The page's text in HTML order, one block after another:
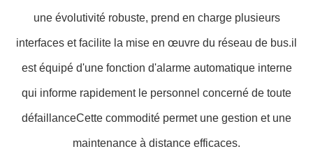
une évolutivité robuste, prend en charge plusieurs
interfaces et facilite la mise en œuvre du réseau de bus.il
est équipé d'une fonction d'alarme automatique interne
qui informe rapidement le personnel concerné de toute
défaillanceCette commodité permet une gestion et une
maintenance à distance efficaces.